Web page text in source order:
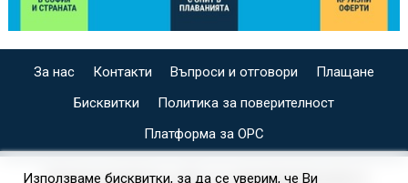
За нас Контакти Въпроси и отговори
Плащане
Бисквитки
Политика за поверителност
Платформа за ОРС
Използваме бисквитки, за да се уверим, че Ви